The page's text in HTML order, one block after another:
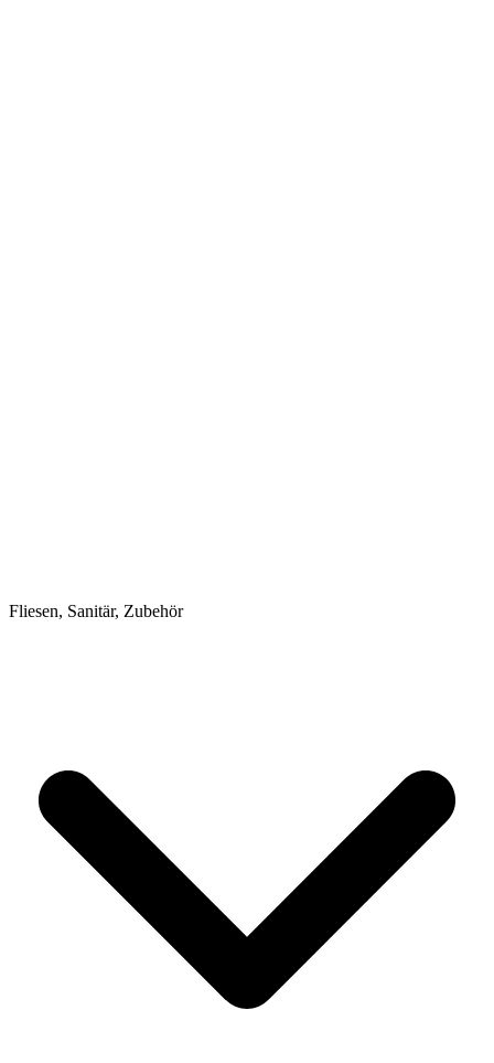
Fliesen, Sanitär, Zubehör